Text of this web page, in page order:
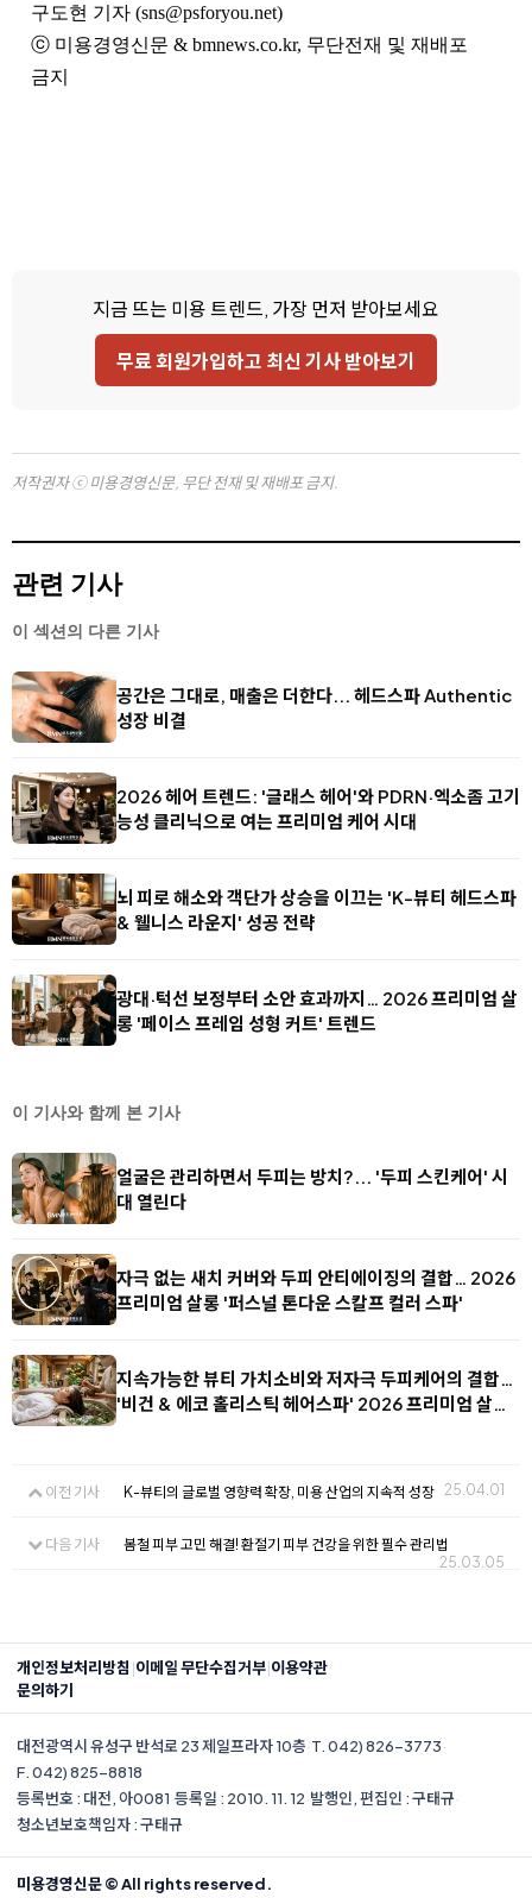
구도현 기자 (sns@psforyou.net)
ⓒ 미용경영신문 & bmnews.co.kr, 무단전재 및 재배포
금지
지금 뜨는 미용 트렌드, 가장 먼저 받아보세요
무료 회원가입하고 최신 기사 받아보기
저작권자 ⓒ 미용경영신문, 무단 전재 및 재배포 금지.
관련 기사
이 섹션의 다른 기사
공간은 그대로, 매출은 더한다... 헤드스파 Authentic
성장 비결
2026 헤어 트렌드: '글래스 헤어'와 PDRN·엑소좀 고기
능성 클리닉으로 여는 프리미엄 케어 시대
뇌 피로 해소와 객단가 상승을 이끄는 'K-뷰티 헤드스파
& 웰니스 라운지' 성공 전략
광대·턱선 보정부터 소안 효과까지… 2026 프리미엄 살
롱 '페이스 프레임 성형 커트' 트렌드
이 기사와 함께 본 기사
얼굴은 관리하면서 두피는 방치?... '두피 스킨케어' 시
대 열린다
자극 없는 새치 커버와 두피 안티에이징의 결합… 2026
프리미엄 살롱 '퍼스널 톤다운 스칼프 컬러 스파'
지속가능한 뷰티 가치소비와 저자극 두피케어의 결합…
'비건 & 에코 홀리스틱 헤어스파' 2026 프리미엄 살…
이전 기사 K-뷰티의 글로벌 영향력 확장, 미용 산업의 지속적 성장 25.04.01
다음 기사
봄철 피부 고민 해결! 환절기 피부 건강을 위한 필수 관리법
25.03.05
개인정보처리방침 |이메일 무단수집거부|이용약관
문의하기
대전광역시 유성구 반석로 23 제일프라자 10층·T. 042) 826-3773·
F. 042) 825-8818
등록번호 : 대전, 아0081·등록일 : 2010. 11. 12·발행인, 편집인 : 구태규·
청소년보호책임자 : 구태규
미용경영신문 © All rights reserved.